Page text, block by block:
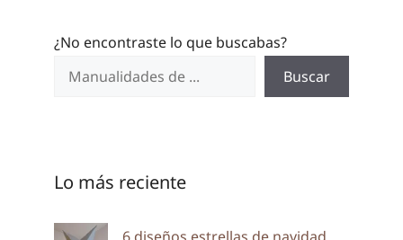
¿No encontraste lo que buscabas?
Buscar
Lo más reciente
6 diseños estrellas de navidad